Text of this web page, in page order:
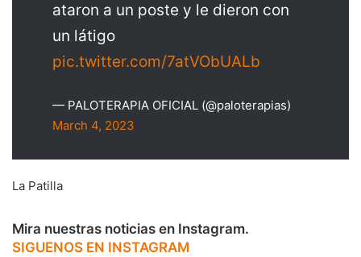
ataron a un poste y le dieron con
un látigo
pic.twitter.com/7atVObUALb
— PALOTERAPIA OFICIAL (@paloterapias)
March 4, 2023
La Patilla
Mira nuestras noticias en Instagram.
SIGUENOS EN INSTAGRAM